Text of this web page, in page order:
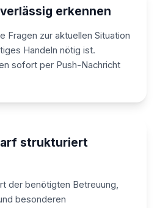
erkennen
Fragen zur aktuellen Situation
Handeln nötig ist.
sofort per Push-Nachricht
strukturiert
der benötigten Betreuung,
besonderen